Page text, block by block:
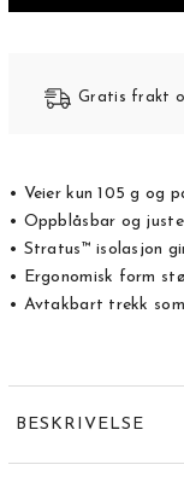
Gratis frakt
• Veier kun 105 g og
• Oppblåsbar og
• Stratus™ isolasjon
• Ergonomisk form
• Avtakbart trekk
BESKRIVELSE